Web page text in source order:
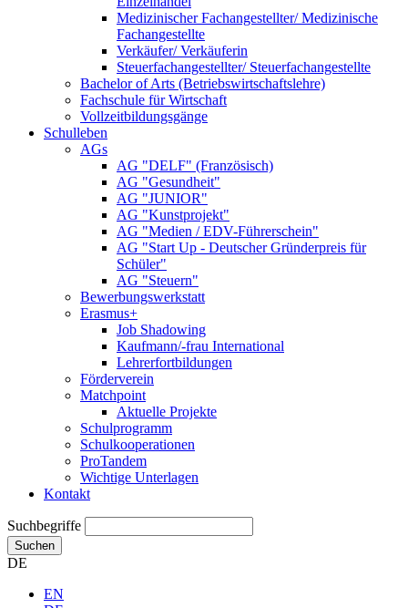
Medizinischer Fachangestellter/ Medizinische
Fachangestellte
Verkäufer/ Verkäuferin
Steuerfachangestellter/ Steuerfachangestellte
Bachelor of Arts (Betriebswirtschaftslehre)
Fachschule für Wirtschaft
Vollzeitbildungsgänge
Schulleben
AGs
AG "DELF" (Französisch)
AG "Gesundheit"
AG "JUNIOR"
AG "Kunstprojekt"
AG "Medien / EDV-Führerschein"
AG "Start Up - Deutscher Gründerpreis für
Schüler"
AG "Steuern"
Bewerbungswerkstatt
Erasmus+
Job Shadowing
Kaufmann/-frau International
Lehrerfortbildungen
Förderverein
Matchpoint
Aktuelle Projekte
Schulprogramm
Schulkooperationen
ProTandem
Wichtige Unterlagen
Kontakt
Suchbegriffe
Suchen
DE
EN